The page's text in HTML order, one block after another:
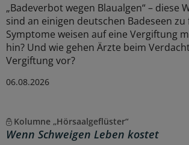
„Badeverbot wegen Blaualgen“ – diese
sind an einigen deutschen Badeseen zu
Symptome weisen auf eine Vergiftung
hin? Und wie gehen Ärzte beim
Vergiftung vor?
06.08.2026
Kolumne „Hörsaalgeflüster“
Wenn Schweigen Leben kostet